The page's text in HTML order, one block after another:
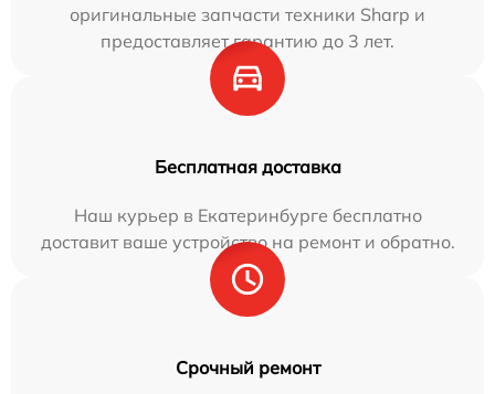
оригинальные запчасти техники Sharp и
предоставляет гарантию до 3 лет.
Бесплатная доставка
Наш курьер в Екатеринбурге бесплатно
доставит ваше устройство на ремонт и обратно.
Срочный ремонт